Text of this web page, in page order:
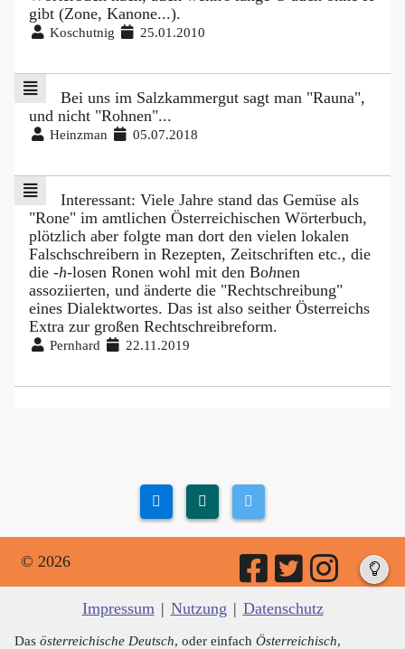
gibt (Zone, Kanone...).
Koschutnig 25.01.2010
Bei uns im Salzkammergut sagt man "Rauna",
und nicht "Rohnen"...
Heinzman 05.07.2018
Interessant: Viele Jahre stand das Gemüse als
"Rone" im amtlichen Österreichischen Wörterbuch,
plötzlich aber folgte man dort den vielen lokalen
Falschschreibern in Rezepten, Zeitschriften etc., die
die -h-losen Ronen wohl mit den Bohnen
assoziierten, und änderte die "Rechtschreibung"
eines Dialektwortes. Das ist also seither Österreichs
Extra zur großen Rechtschreibreform.
Pernhard 22.11.2019
© 2026
Impressum | Nutzung | Datenschutz
Das österreichische Deutsch, oder einfach Österreichisch,